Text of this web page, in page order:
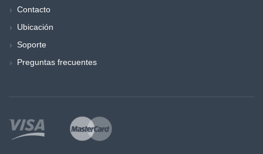
Contacto
Ubicación
Soporte
Preguntas frecuentes